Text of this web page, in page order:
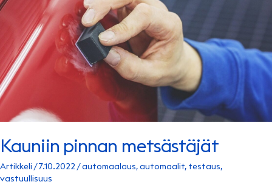
Kauniin pinnan metsästäjät
Artikkeli /7.10.2022 /automaalaus,automaalit, testaus,
vastuullisuus